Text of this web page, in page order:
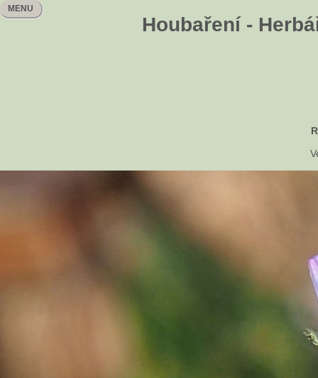
Houbaření -
MENU